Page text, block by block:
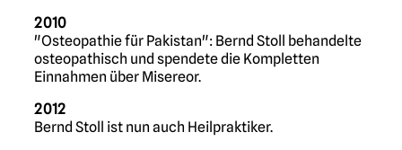
2010
"Osteopathie für Pakistan": Bernd Stoll behandelte
osteopathisch und spendete die Kompletten
Einnahmen über Misereor.
2012
Bernd Stoll ist nun auch Heilpraktiker.